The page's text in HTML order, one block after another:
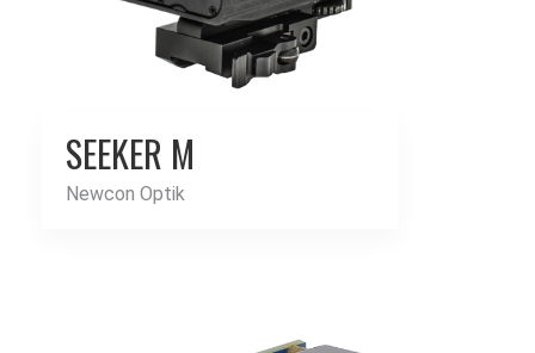
SEEKER M
Newcon Optik